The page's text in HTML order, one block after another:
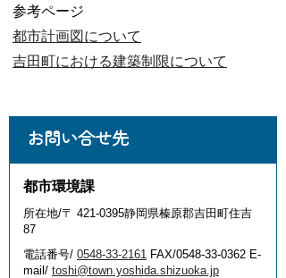
参考ページ
都市計画図について
吉田町における建築制限について
お問い合せ先
都市環境課
所在地/〒 421-0395静岡県榛原郡吉田町住吉
87
電話番号/ 0548-33-2161 FAX/0548-33-0362 E-
mail/ toshi@town.yoshida.shizuoka.jp